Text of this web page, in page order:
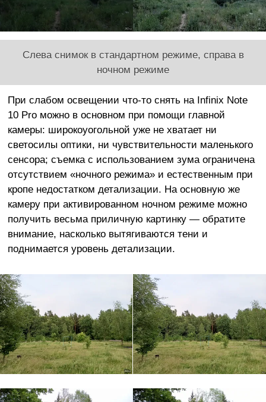
Слева снимок в стандартном режиме, справа в
ночном режиме
При слабом освещении что-то снять на Infinix Note
10 Pro можно в основном при помощи главной
камеры: широкоуогольной уже не хватает ни
светосилы оптики, ни чувствительности маленького
сенсора; съемка с использованием зума ограничена
отсутствием «ночного режима» и естественным при
кропе недостатком детализации. На основную же
камеру при активированном ночном режиме можно
получить весьма приличную картинку — обратите
внимание, насколько вытягиваются тени и
поднимается уровень детализации.